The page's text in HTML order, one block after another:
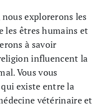
explorerons les
êtres humains et
à savoir
influencent la
Vous vous
existe entre la
vétérinaire et